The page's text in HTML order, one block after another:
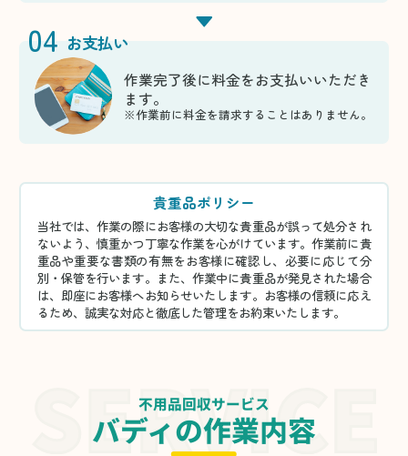
04 お支払い
作業完了後に料金をお支払いいただき
ます。
※作業前に料金を請求することはありません。
貴重品ポリシー
当社では、作業の際にお客様の大切な貴重品が誤って処分され
ないよう、慎重かつ丁寧な作業を心がけています。作業前に貴
重品や重要な書類の有無をお客様に確認し、必要に応じて分
別・保管を行います。また、作業中に貴重品が発見された場合
は、即座にお客様へお知らせいたします。お客様の信頼に応え
るため、誠実な対応と徹底した管理をお約束いたします。
不用品回収サービス
バディの作業内容